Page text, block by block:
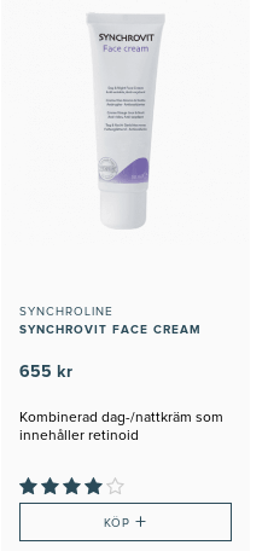
SYNCHROLINE
SYNCHROVIT FACE CREAM
655 kr
Kombinerad dag-/nattkräm som
innehåller retinoid
KÖP +